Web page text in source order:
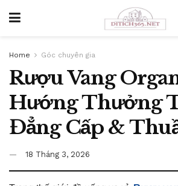
Home Góc chuyên gia
Rượu Vang
Hướng Thưởng
Đẳng Cấp &
18 Tháng 3, 2026